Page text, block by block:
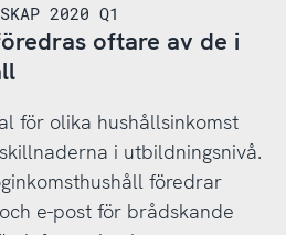
2020 Q1
oftare av de i
för olika hushållsinkomst
i utbildningsnivå.
föredrar
e-post för brådskande